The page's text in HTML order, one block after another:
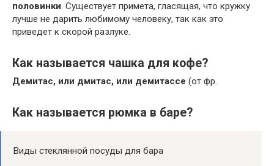
половинки. Существует примета, гласящая, что кружку
лучше не дарить любимому человеку, так как это
приведет к скорой разлуке.
Как называется чашка для кофе?
Демитас, или дмитас, или демитассе (от фр.
Как называется рюмка в баре?
Виды стеклянной посуды для бара